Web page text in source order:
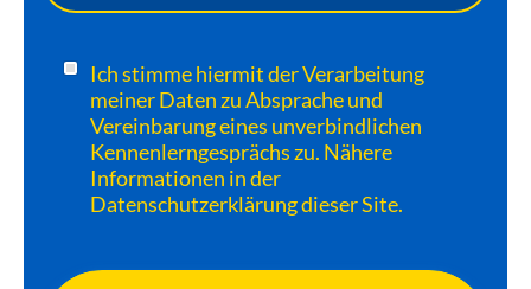
Ich stimme hiermit der Verarbeitung
meiner Daten zu Absprache und
Vereinbarung eines unverbindlichen
Kennenlerngesprächs zu. Nähere
Informationen in der
Datenschutzerklärung dieser Site.